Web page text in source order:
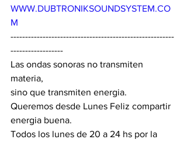
WWW.DUBTRONIKSOUNDSYSTEM.CO
M
--------------------------------------------------------
------------------
Las ondas sonoras no transmiten
materia,
sino que transmiten energia.
Queremos desde Lunes Feliz compartir
energia buena.
Todos los lunes de 20 a 24 hs por la